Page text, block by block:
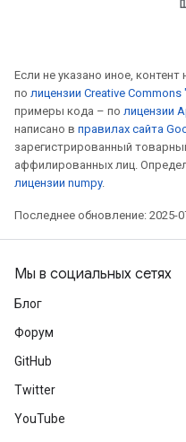
Если не указано иное,
по лицензии Creative
примеры кода – по лицензии
написано в правилах сайта
зарегистрированный
аффилированных лиц.
лицензии numpy.
Последнее обновление: 2025-
Мы в социальных сетях
Блог
Форум
GitHub
Twitter
YouTube